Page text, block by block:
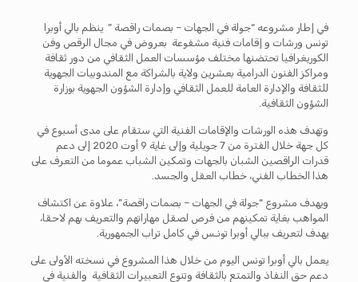
في إطار مشروعه “جولة في الجهات – بصمات راقصة ” ينظم بالي أوبرا
تونس ورشات و إقامات فنية مشفوعة بعروض في مجال الرقص وفن
الكوريغرافيا تحتضنها مختلف مؤسسات العمل الثقافي من دور ثقافة
ومراكز الفنون الدرامية بعشرين ولاية بالشراكة مع المندوبيات الجهوية
للثقافة والإدارة العامة للعمل الثقافي وإدارة الشؤون الجهوية بوزارة
الشؤون الثقافية.
وتهدف هذه الورشات والإقامات الفنية التي ستقام على مدى أسبوع في
كل جهة خلال الفترة من 7 جويلية وإلى غاية 9 أوت 2020 إلى دعم
قدرات الراقصين الشبان بالجهات وتمكين الشباب عموما من التعرف على
هذا الخطاب الفني، خطاب العقل والجسد.
ويهدف مشروع “جولة في الجهات – بصمات راقصة”، علاوة عن اكتشاف
المواهب بغاية تمكينهم من فرص لصقل مهاراتهم والتعريف بهم لاحقا،
يهدف لتعريف ببالي أوبرا تونـس في كامل تراب الجمهورية.
يعمل بالي أوبرا تونس اليوم من خلال هذا المشروع في نسخته الأولى على
دعم حق النفاذ والتمتع بالثقافة وتنوع التعبيرات الثقافية والفنية في